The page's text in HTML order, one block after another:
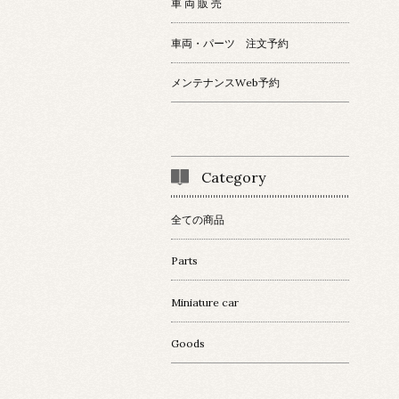
車 両 販 売
車両・パーツ 注文予約
メンテナンスWeb予約
Category
全ての商品
Parts
Miniature car
Goods